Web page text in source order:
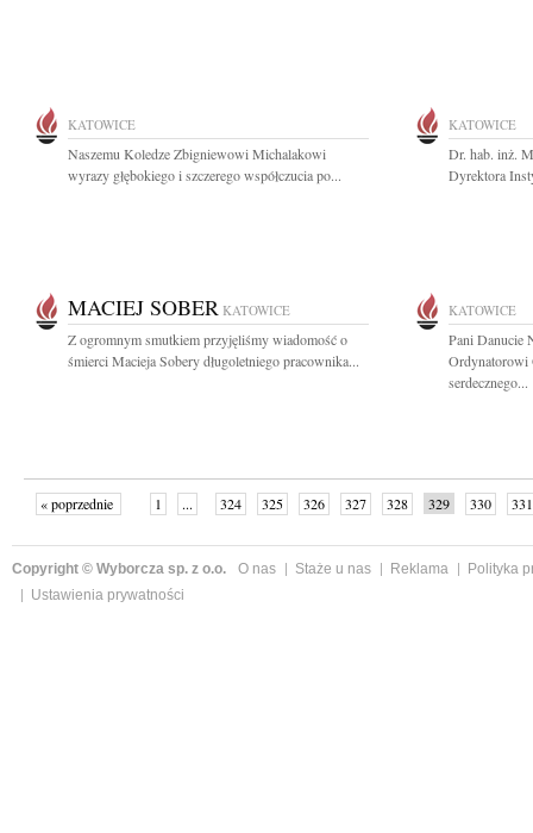
KATOWICE
Naszemu Koledze Zbigniewowi Michalakowi
wyrazy głębokiego i szczerego współczucia po...
KATOWICE
Dr. hab. inż.
Dyrektora
MACIEJ SOBER KATOWICE
Z ogromnym smutkiem przyjęliśmy wiadomość o
śmierci Macieja Sobery długoletniego pracownika...
KATOWICE
Pani Danucie
Ordynatorowi
serdecznego...
« poprzednie 1 ... 324 325 326 327 328 329 330
331
Copyright © Wyborcza sp. z o.o. O nas Staże u nas Reklama
Polityka
Ustawienia prywatności